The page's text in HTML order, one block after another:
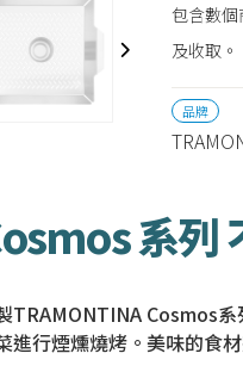
包含數
及收取。
品牌
系
Cosmos
行煙燻燒烤。美味的食